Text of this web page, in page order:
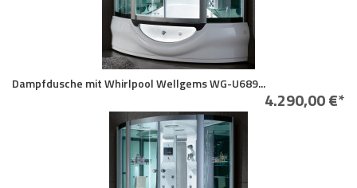
Dampfdusche mit Whirlpool Wellgems WG-U689...
4.290,00 €*